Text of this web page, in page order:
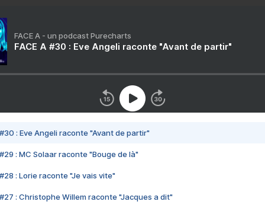
FACE A - un podcast Purecharts
FACE A #30 : Eve Angeli raconte "Avant de partir"
#30 : Eve Angeli raconte "Avant de partir"
#29 : MC Solaar raconte "Bouge de là"
#28 : Lorie raconte "Je vais vite"
#27 : Christophe Willem raconte "Jacques a dit"